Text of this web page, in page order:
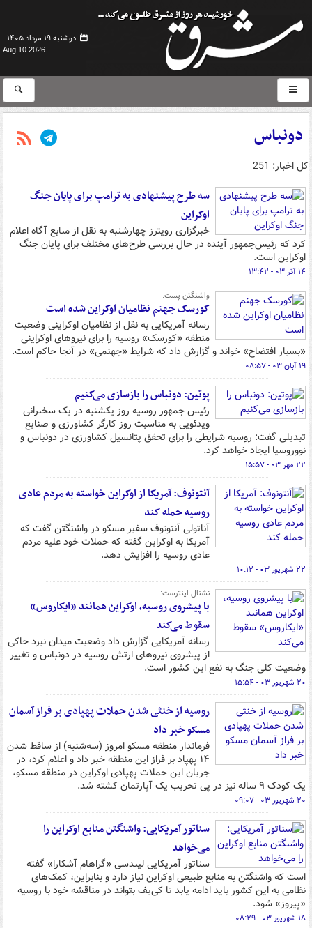
دوشنبه ۱۹ مرداد ۱۴۰۵ -
Aug 10 2026
دونباس
کل اخبار: 251
سه طرح پیشنهادی به ترامپ برای پایان جنگ
اوکراین
خبرگزاری رویترز چهارشنبه به نقل از منابع آگاه اعلام
کرد که رئیس‌جمهور آینده در حال بررسی طرح‌های مختلف برای پایان جنگ
اوکراین است.
۱۴ آذر ۰۳ - ۱۳:۴۲
واشنگتن پست:
کورسک جهنم نظامیان اوکراین شده است
رسانه آمریکایی به نقل از نظامیان اوکراینی وضعیت
منطقه «کورسک» روسیه را برای نیروهای اوکراینی
«بسیار افتضاح» خواند و گزارش داد که شرایط «جهنمی» در آنجا حاکم است.
۱۹ آبان ۰۳ - ۰۸:۵۷
پوتین: دونباس را بازسازی می‌کنیم
رئیس جمهور روسیه روز یکشنبه در یک سخنرانی
ویدئویی به مناسبت روز کارگر کشاورزی و صنایع
تبدیلی گفت: روسیه شرایطی را برای تحقق پتانسیل کشاورزی در دونباس و
نووروسیا ایجاد خواهد کرد.
۲۲ مهر ۰۳ - ۱۵:۵۷
آنتونوف: آمریکا از اوکراین خواسته به مردم عادی
روسیه حمله کند
آناتولی آنتونوف سفیر مسکو در واشنگتن گفت که
آمریکا به اوکراین گفته که حملات خود علیه مردم
عادی روسیه را افزایش دهد.
۲۲ شهریور ۰۳ - ۱۰:۱۲
نشنال اینترست:
با پیشروی روسیه، اوکراین همانند «ایکاروس»
سقوط می‌کند
رسانه آمریکایی گزارش داد وضعیت میدان نبرد حاکی
از پیشروی نیروهای ارتش روسیه در دونباس و تغییر
وضعیت کلی جنگ به نفع این کشور است.
۲۰ شهریور ۰۳ - ۱۵:۵۴
روسیه از خنثی‌ شدن حملات پهپادی بر فراز آسمان
مسکو خبر داد
فرماندار منطقه مسکو امروز (سه‌شنبه) از ساقط شدن
۱۴ پهپاد بر فراز این منطقه خبر داد و اعلام کرد، در
جریان این حملات پهپادی اوکراین در منطقه مسکو،
یک کودک ۹ ساله نیز در پی تحریب یک آپارتمان کشته شد.
۲۰ شهریور ۰۳ - ۰۹:۰۷
سناتور آمریکایی: واشنگتن منابع اوکراین را
می‌خواهد
سناتور آمریکایی لیندسی «گراهام آشکارا» گفته
است که واشنگتن به منابع طبیعی اوکراین نیاز دارد و بنابراین، کمک‌های
نظامی به این کشور باید ادامه یابد تا کی‌یف بتواند در مناقشه خود با روسیه
«پیروز» شود.
۱۸ شهریور ۰۳ - ۰۸:۲۹